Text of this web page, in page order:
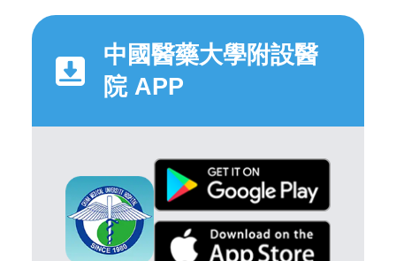
中國醫藥大學附設醫
院 APP